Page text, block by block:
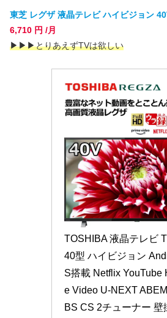
東芝 レグザ 液晶テレビ ハイビジョン
6,710 円 /月
▶▶▶とりあえずTVは欲しい
TOSHIBA 液晶テレビ
40型 ハイビジョン
S搭載 Netflix YouTube
e Video U-NEXT
BS CS 2チューナー 壁